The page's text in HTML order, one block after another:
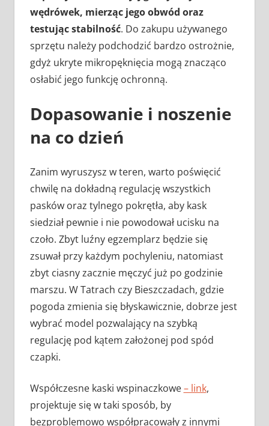
wędrówek, mierząc jego obwód oraz
testując stabilność. Do zakupu używanego
sprzętu należy podchodzić bardzo ostrożnie,
gdyż ukryte mikropęknięcia mogą znacząco
osłabić jego funkcję ochronną.
Dopasowanie i noszenie
na co dzień
Zanim wyruszysz w teren, warto poświęcić
chwilę na dokładną regulację wszystkich
pasków oraz tylnego pokrętła, aby kask
siedział pewnie i nie powodował ucisku na
czoło. Zbyt luźny egzemplarz będzie się
zsuwał przy każdym pochyleniu, natomiast
zbyt ciasny zacznie męczyć już po godzinie
marszu. W Tatrach czy Bieszczadach, gdzie
pogoda zmienia się błyskawicznie, dobrze jest
wybrać model pozwalający na szybką
regulację pod kątem założonej pod spód
czapki.
Współczesne kaski wspinaczkowe– link,
projektuje się w taki sposób, by
bezproblemowo współpracowały z innymi